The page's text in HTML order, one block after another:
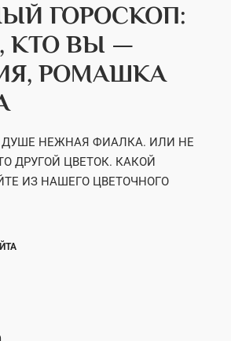
ГОРОСКОП:
КТО ВЫ —
РОМАШКА
НЕЖНАЯ ФИАЛКА. ИЛИ НЕ
ДРУГОЙ ЦВЕТОК. КАКОЙ
ИЗ НАШЕГО ЦВЕТОЧНОГО